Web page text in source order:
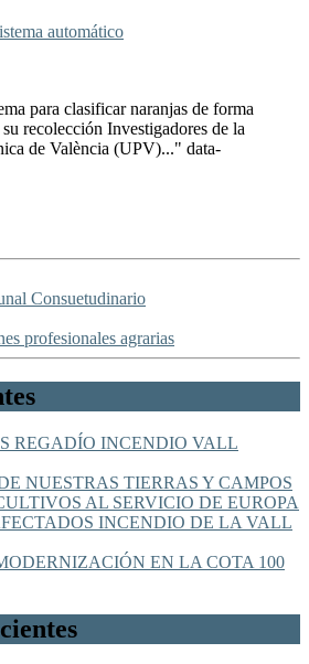
automático
para clasificar naranjas de forma
recolección Investigadores de la
de València (UPV)..." data-
Consuetudinario
profesionales agrarias
REGADÍO INCENDIO VALL
NUESTRAS TIERRAS Y CAMPOS
AL SERVICIO DE EUROPA
INCENDIO DE LA VALL
EN LA COTA 100